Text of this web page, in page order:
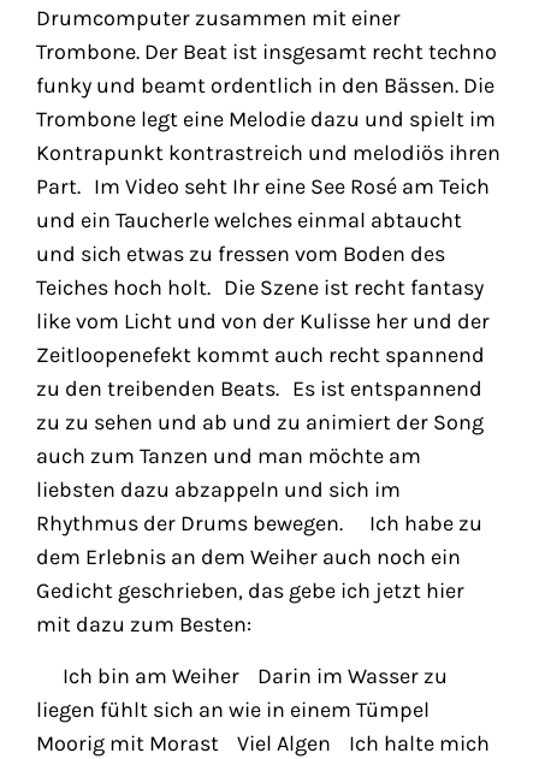
Drumcomputer zusammen mit einer
Trombone. Der Beat ist insgesamt recht techno
funky und beamt ordentlich in den Bässen. Die
Trombone legt eine Melodie dazu und spielt im
Kontrapunkt kontrastreich und melodiös ihren
Part. Im Video seht Ihr eine See Rosé am Teich
und ein Taucherle welches einmal abtaucht
und sich etwas zu fressen vom Boden des
Teiches hoch holt. Die Szene ist recht fantasy
like vom Licht und von der Kulisse her und der
Zeitloopenefekt kommt auch recht spannend
zu den treibenden Beats. Es ist entspannend
zu zu sehen und ab und zu animiert der Song
auch zum Tanzen und man möchte am
liebsten dazu abzappeln und sich im
Rhythmus der Drums bewegen. Ich habe zu
dem Erlebnis an dem Weiher auch noch ein
Gedicht geschrieben, das gebe ich jetzt hier
mit dazu zum Besten:
Ich bin am Weiher Darin im Wasser zu
liegen fühlt sich an wie in einem Tümpel
Moorig mit Morast Viel Algen Ich halte mich